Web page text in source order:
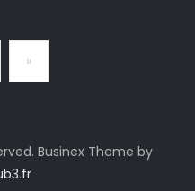
Next
»
Businex Theme by